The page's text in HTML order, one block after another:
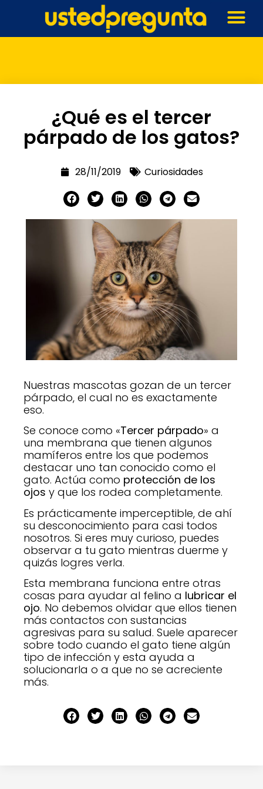
¿Qué es el tercer
párpado de los gatos?
28/11/2019 Curiosidades
Nuestras mascotas gozan de un tercer
párpado, el cual no es exactamente
eso.
Se conoce como «Tercer párpado» a
una membrana que tienen algunos
mamíferos entre los que podemos
destacar uno tan conocido como el
gato. Actúa como protección de los
ojos y que los rodea completamente.
Es prácticamente imperceptible, de ahí
su desconocimiento para casi todos
nosotros. Si eres muy curioso, puedes
observar a tu gato mientras duerme y
quizás logres verla.
Esta membrana funciona entre otras
cosas para ayudar al felino a lubricar el
ojo. No debemos olvidar que ellos tienen
más contactos con sustancias
agresivas para su salud. Suele aparecer
sobre todo cuando el gato tiene algún
tipo de infección y esta ayuda a
solucionarla o a que no se acreciente
más.